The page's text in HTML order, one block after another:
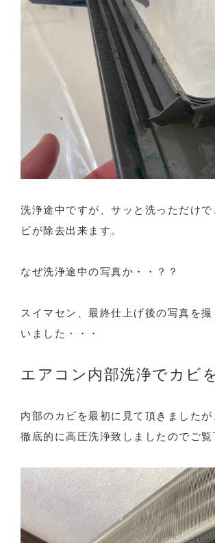
洗浄途中ですが、サッと洗っただけで
ビが除去出来ます。
なぜ洗浄途中の写真か・・？？
スイマセン、最終仕上げ後の写真を撮
いました・・・
エアコン内部洗浄でカビ
内部のカビを最初に見て頂きましたが
徹底的に高圧洗浄致しましたのでご覧